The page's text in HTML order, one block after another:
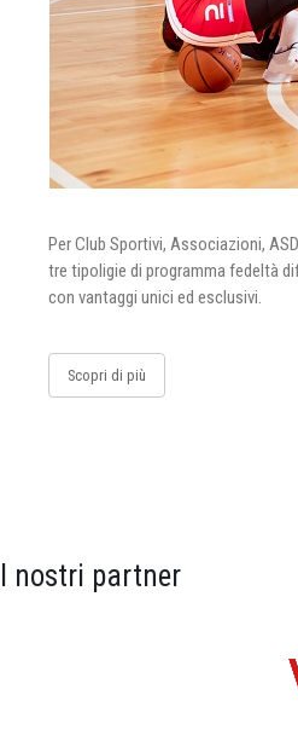
Per Club Sportivi, Associazioni,
tre tipoligie di programma fedeltà
con vantaggi unici ed esclusivi.
Scopri di più
I nostri partner